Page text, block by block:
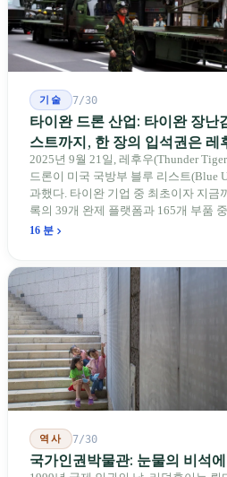
기술 7/30
타이완 드론 산업: 타이완 장난
스트까지, 한 장의 입석권은
에게
2025년 9월 21일, 레후우(Thunder
드론이 미국 국방부 블루 리스트(Blue
과했다. 타이완 기업 중 최초이자 지금
록의 39개 완제 플랫폼과 165개 부품
과하다. 2026년 4월, 미국 양당 소속 상
를 드러낸다: 타이완의 진입이 너무 느
장벽을 낮춰야 한다는 점이다. 타이완
비행기를 만들어 온 한 회사가 오하이
계획을 세우고 있다.
16 분
역사 7/30
국가인권박물관: 눈물의 비석